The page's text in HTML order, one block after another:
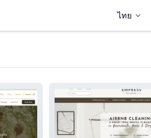
ไทย